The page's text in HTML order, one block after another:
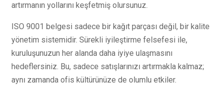
artırmanın yollarını keşfetmiş olursunuz.
ISO 9001 belgesi sadece bir kağıt parçası değil, bir kalite
yönetim sistemidir. Sürekli iyileştirme felsefesi ile,
kuruluşunuzun her alanda daha iyiye ulaşmasını
hedeflersiniz. Bu, sadece satışlarınızı artırmakla kalmaz;
aynı zamanda ofis kültürünüze de olumlu etkiler.